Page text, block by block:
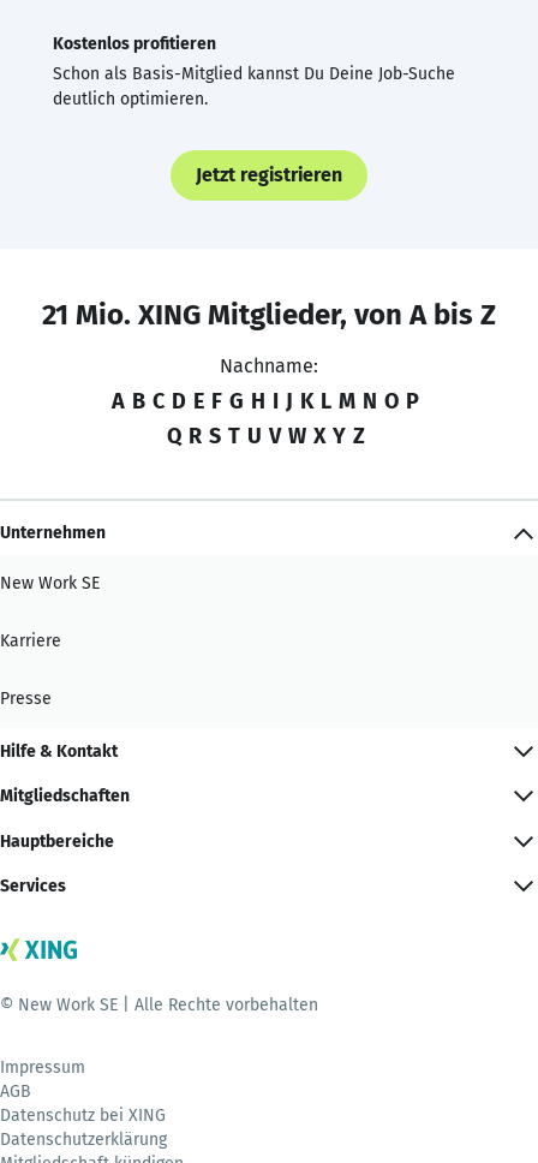
Kostenlos profitieren
Schon als Basis-Mitglied kannst Du Deine Job-Suche
deutlich optimieren.
Jetzt registrieren
21 Mio. XING Mitglieder, von A bis Z
Nachname:
A B C D E F G H I J K L M N O P
Q R S T U V W X Y Z
Unternehmen
New Work SE
Karriere
Presse
Hilfe & Kontakt
Mitgliedschaften
Hauptbereiche
Services
© New Work SE | Alle Rechte vorbehalten
Impressum
AGB
Datenschutz bei XING
Datenschutzerklärung